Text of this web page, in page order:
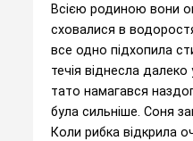
Всією родиною вони
сховалися в
все одно підхопила
течія віднесла
тато намагався
була сильніше. Соня
Коли рибка відкрила